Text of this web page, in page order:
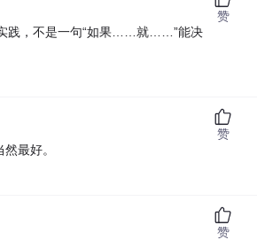
践，不是一句“如果……就……”能决
赞
最好。
赞
赞